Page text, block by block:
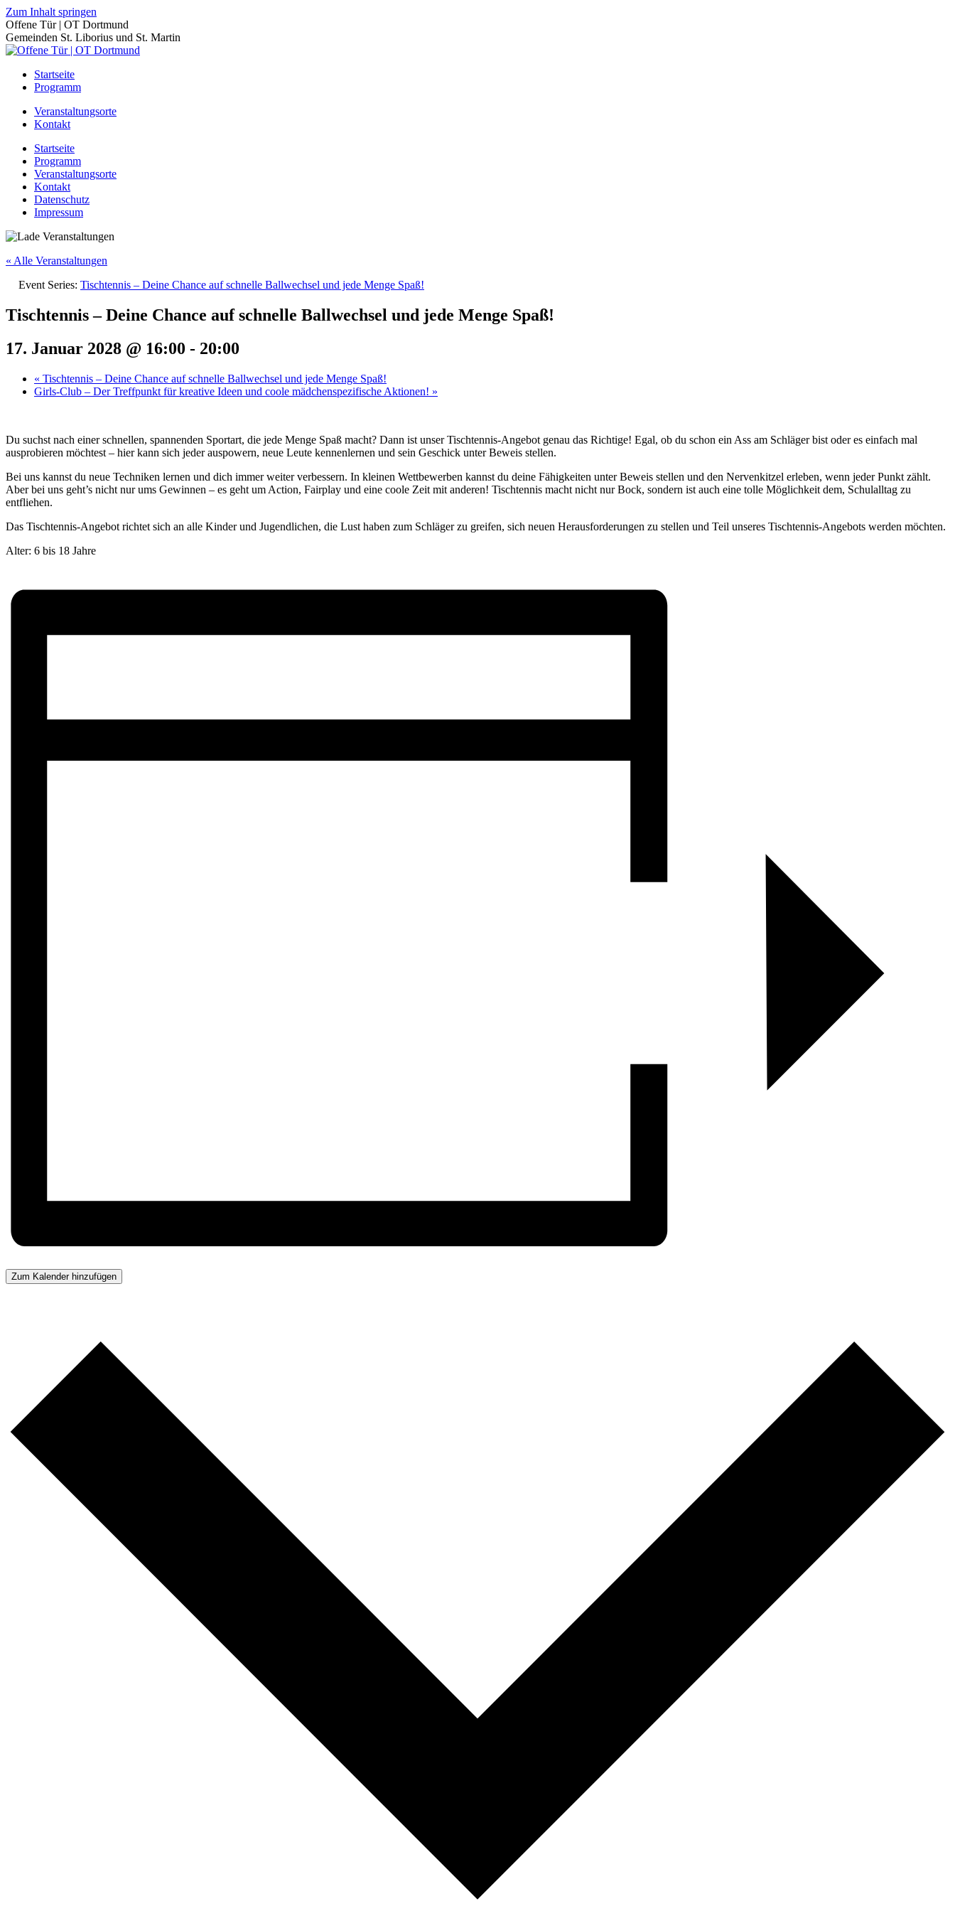
Zum Inhalt springen
Offene Tür | OT Dortmund
Gemeinden St. Liborius und St. Martin
Startseite
Programm
Veranstaltungsorte
Kontakt
Startseite
Programm
Veranstaltungsorte
Kontakt
Datenschutz
Impressum
« Alle Veranstaltungen
Event Series: Tischtennis – Deine Chance auf schnelle Ballwechsel und jede Menge Spaß!
Tischtennis – Deine Chance auf schnelle Ballwechsel und jede Menge Spaß!
17. Januar 2028 @ 16:00 - 20:00
« Tischtennis – Deine Chance auf schnelle Ballwechsel und jede Menge Spaß!
Girls-Club – Der Treffpunkt für kreative Ideen und coole mädchenspezifische Aktionen! »
Du suchst nach einer schnellen, spannenden Sportart, die jede Menge Spaß macht? Dann ist unser Tischtennis-Angebot genau das Richtige! Egal, ob du schon ein Ass am Schläger bist oder es einfach mal
ausprobieren möchtest – hier kann sich jeder auspowern, neue Leute kennenlernen und sein Geschick unter Beweis stellen.
Bei uns kannst du neue Techniken lernen und dich immer weiter verbessern. In kleinen Wettbewerben kannst du deine Fähigkeiten unter Beweis stellen und den Nervenkitzel erleben, wenn jeder Punkt zählt.
Aber bei uns geht’s nicht nur ums Gewinnen – es geht um Action, Fairplay und eine coole Zeit mit anderen! Tischtennis macht nicht nur Bock, sondern ist auch eine tolle Möglichkeit dem, Schulalltag zu
entfliehen.
Das Tischtennis-Angebot richtet sich an alle Kinder und Jugendlichen, die Lust haben zum Schläger zu greifen, sich neuen Herausforderungen zu stellen und Teil unseres Tischtennis-Angebots werden möchten.
Alter: 6 bis 18 Jahre
Zum Kalender hinzufügen